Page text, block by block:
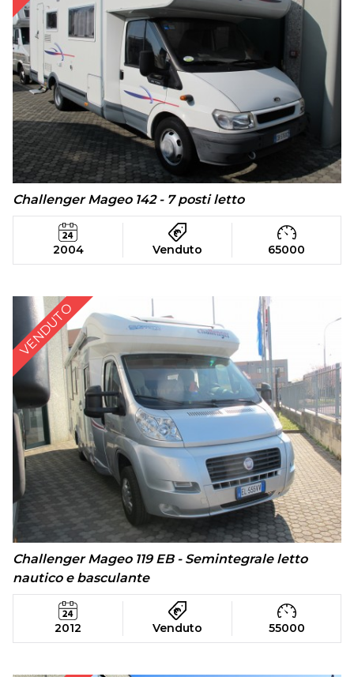
Challenger Mageo 142 - 7 posti letto
2004 Venduto 65000
VENDUTO
Challenger Mageo 119 EB - Semintegrale letto
nautico e basculante
2012 Venduto 55000